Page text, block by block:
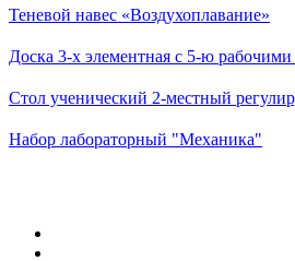
Теневой навес «Воздухоплавание»
Доска 3-х элементная с 5-ю
Стол ученический 2-местный
Набор лабораторный "Механика"